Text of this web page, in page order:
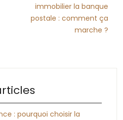
immobilier la banque
postale : comment ça
marche ?
: pourquoi choisir la